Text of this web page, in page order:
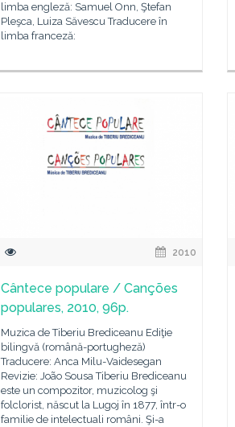
limba engleză: Samuel Onn, Ştefan
Pleşca, Luiza Săvescu Traducere în
limba franceză:
2010
Cântece populare / Canções
populares, 2010, 96p.
Muzica de Tiberiu Brediceanu Ediţie
bilingvă (română-portugheză)
Traducere: Anca Milu-Vaidesegan
Revizie: João Sousa Tiberiu Brediceanu
este un compozitor, muzicolog şi
folclorist, născut la Lugoj în 1877, într-o
familie de intelectuali români. Şi-a